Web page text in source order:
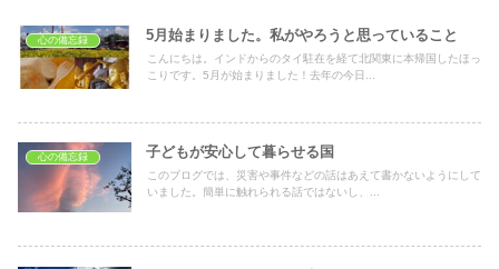
心の備忘録 5月始まりました。私がやろうと思っていること
こんにちは。インドからのタイ駐在を経て北関東に本帰国したほっ
こりです。5月が始まりました！去年の今日...
心の備忘録 子どもが安心して暮らせる国
このブログでは、災害や事件などの話はあえて書かないようにして
いました。簡単に触れられる話ではないし、...